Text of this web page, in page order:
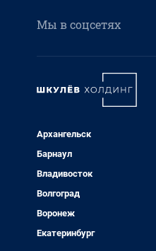
Мы в соцсетях
Архангельск
Барнаул
Владивосток
Волгоград
Воронеж
Екатеринбург